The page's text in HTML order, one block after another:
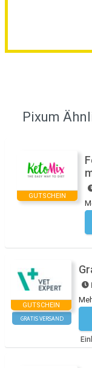
Pixum
GUTSCHEIN
GUTSCHEIN
GRATIS VERSAND